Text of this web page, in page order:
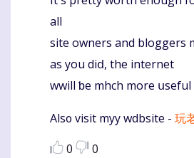
all
site owners and bloggers
as you diⅾ, thе internet
wwill ƅe mhch more
Alѕ᧐ visit myy wdbsite - 玩
0
0